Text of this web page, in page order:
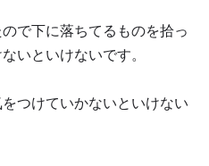
で下に落ちてるものを拾っ
いといけないです。
つけていかないといけない